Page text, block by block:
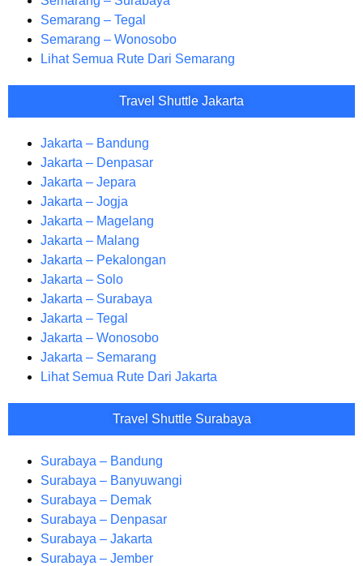
Semarang – Tegal
Semarang – Wonosobo
Lihat Semua Rute Dari Semarang
Travel Shuttle Jakarta
Jakarta – Bandung
Jakarta – Denpasar
Jakarta – Jepara
Jakarta – Jogja
Jakarta – Magelang
Jakarta – Malang
Jakarta – Pekalongan
Jakarta – Solo
Jakarta – Surabaya
Jakarta – Tegal
Jakarta – Wonosobo
Jakarta – Semarang
Lihat Semua Rute Dari Jakarta
Travel Shuttle Surabaya
Surabaya – Bandung
Surabaya – Banyuwangi
Surabaya – Demak
Surabaya – Denpasar
Surabaya – Jakarta
Surabaya – Jember